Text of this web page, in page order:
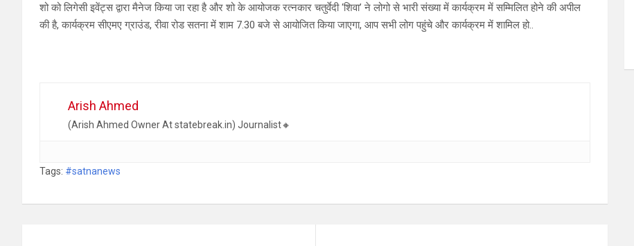
शो को लिगेसी इवेंट्स द्वारा मैनेज किया जा रहा है और शो के आयोजक रत्नकार चतुर्वेदी ‘शिवा’ ने लोगो से भारी संख्या में कार्यक्रम में सम्मिलित होने की अपील
की है, कार्यक्रम सीएमए ग्राउंड, रीवा रोड सतना में शाम 7.30 बजे से आयोजित किया जाएगा, आप सभी लोग पहुंचे और कार्यक्रम में शामिल हो..
Arish Ahmed
(Arish Ahmed Owner At statebreak.in) Journalist🔸
Tags: #satnanews